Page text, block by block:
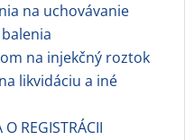
na uchovávanie
na injekčný roztok
likvidáciu a iné
REGISTRÁCII